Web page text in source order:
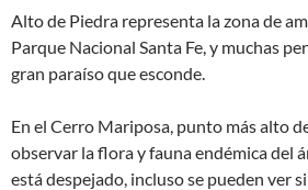
Alto de Piedra representa la zona de
Parque Nacional Santa Fe, y muchas
gran paraíso que esconde.
En el Cerro Mariposa, punto más alto
observar la flora y fauna endémica del
está despejado, incluso se pueden ver